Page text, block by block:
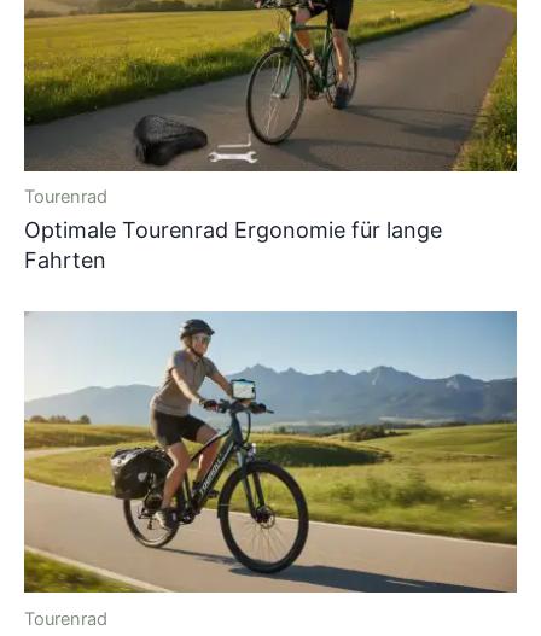
Tourenrad
Optimale Tourenrad Ergonomie für lange
Fahrten
Tourenrad